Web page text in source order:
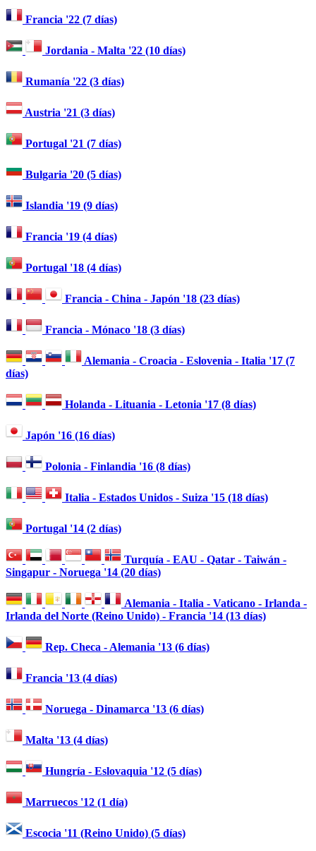
Francia '22 (7 días)
Jordania - Malta '22 (10 días)
Rumanía '22 (3 días)
Austria '21 (3 días)
Portugal '21 (7 días)
Bulgaria '20 (5 días)
Islandia '19 (9 días)
Francia '19 (4 días)
Portugal '18 (4 días)
Francia - China - Japón '18 (23 días)
Francia - Mónaco '18 (3 días)
Alemania - Croacia - Eslovenia - Italia '17 (7
días)
Holanda - Lituania - Letonia '17 (8 días)
Japón '16 (16 días)
Polonia - Finlandia '16 (8 días)
Italia - Estados Unidos - Suiza '15 (18 días)
Portugal '14 (2 días)
Turquía - EAU - Qatar - Taiwán -
Singapur - Noruega '14 (20 días)
Alemania - Italia - Vaticano - Irlanda -
Irlanda del Norte (Reino Unido) - Francia '14 (13 días)
Rep. Checa - Alemania '13 (6 días)
Francia '13 (4 días)
Noruega - Dinamarca '13 (6 días)
Malta '13 (4 días)
Hungría - Eslovaquia '12 (5 días)
Marruecos '12 (1 día)
Escocia '11 (Reino Unido) (5 días)